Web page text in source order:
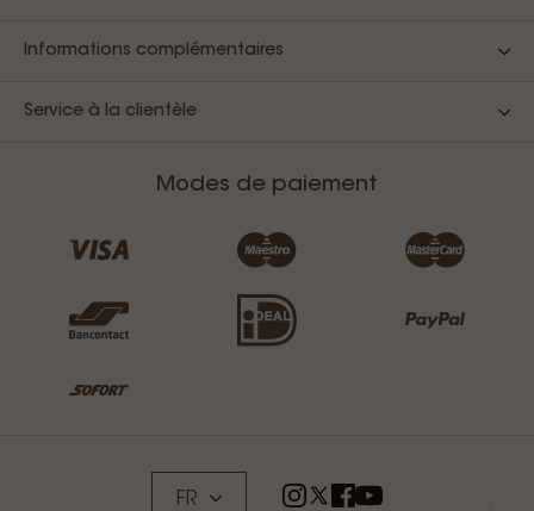
Informations complémentaires
Service à la clientèle
Modes de paiement
FR